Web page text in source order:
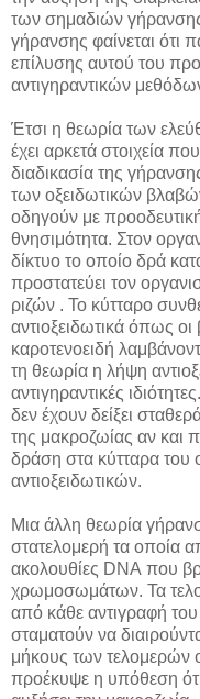
των σημαδιών
γήρανσης φαίνεται ότι
επίλυσης αυτού του
αντιγηραντικών
Έτσι η θεωρία των
έχει αρκετά στοιχεία
διαδικασία της
των οξειδωτικών
οδηγούν με
θνησιμότητα. Στον
δίκτυο το οποίο δρά
προστατεύει τον
ριζών . Το κύτταρο
αντιοξειδωτικά όπως οι
καροτενοειδή
τη θεωρία η λήψη
αντιγηραντικές
δεν έχουν δείξει
της μακροζωίας αν και
δράση στα κύτταρα του
αντιοξειδωτικών.
Μια άλλη θεωρία
στατελομερή τα οποία
ακολουθίες DNA που
χρωμοσωμάτων. Τα
από κάθε αντιγραφή του
σταματούν να
μήκους των τελομερών
προέκυψε η υπόθεση